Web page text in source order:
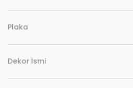
Plaka
Dekor İsmi